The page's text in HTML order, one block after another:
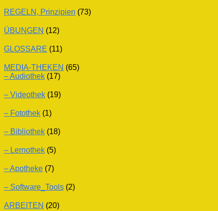
REGELN, Prinzipien (73)
ÜBUNGEN (12)
GLOSSARE (11)
MEDIA-THEKEN (65)
– Audiothek (17)
– Videothek (19)
– Fotothek (1)
– Bibliothek (18)
– Lernothek (5)
– Apotheke (7)
– Software_Tools (2)
ARBEITEN (20)